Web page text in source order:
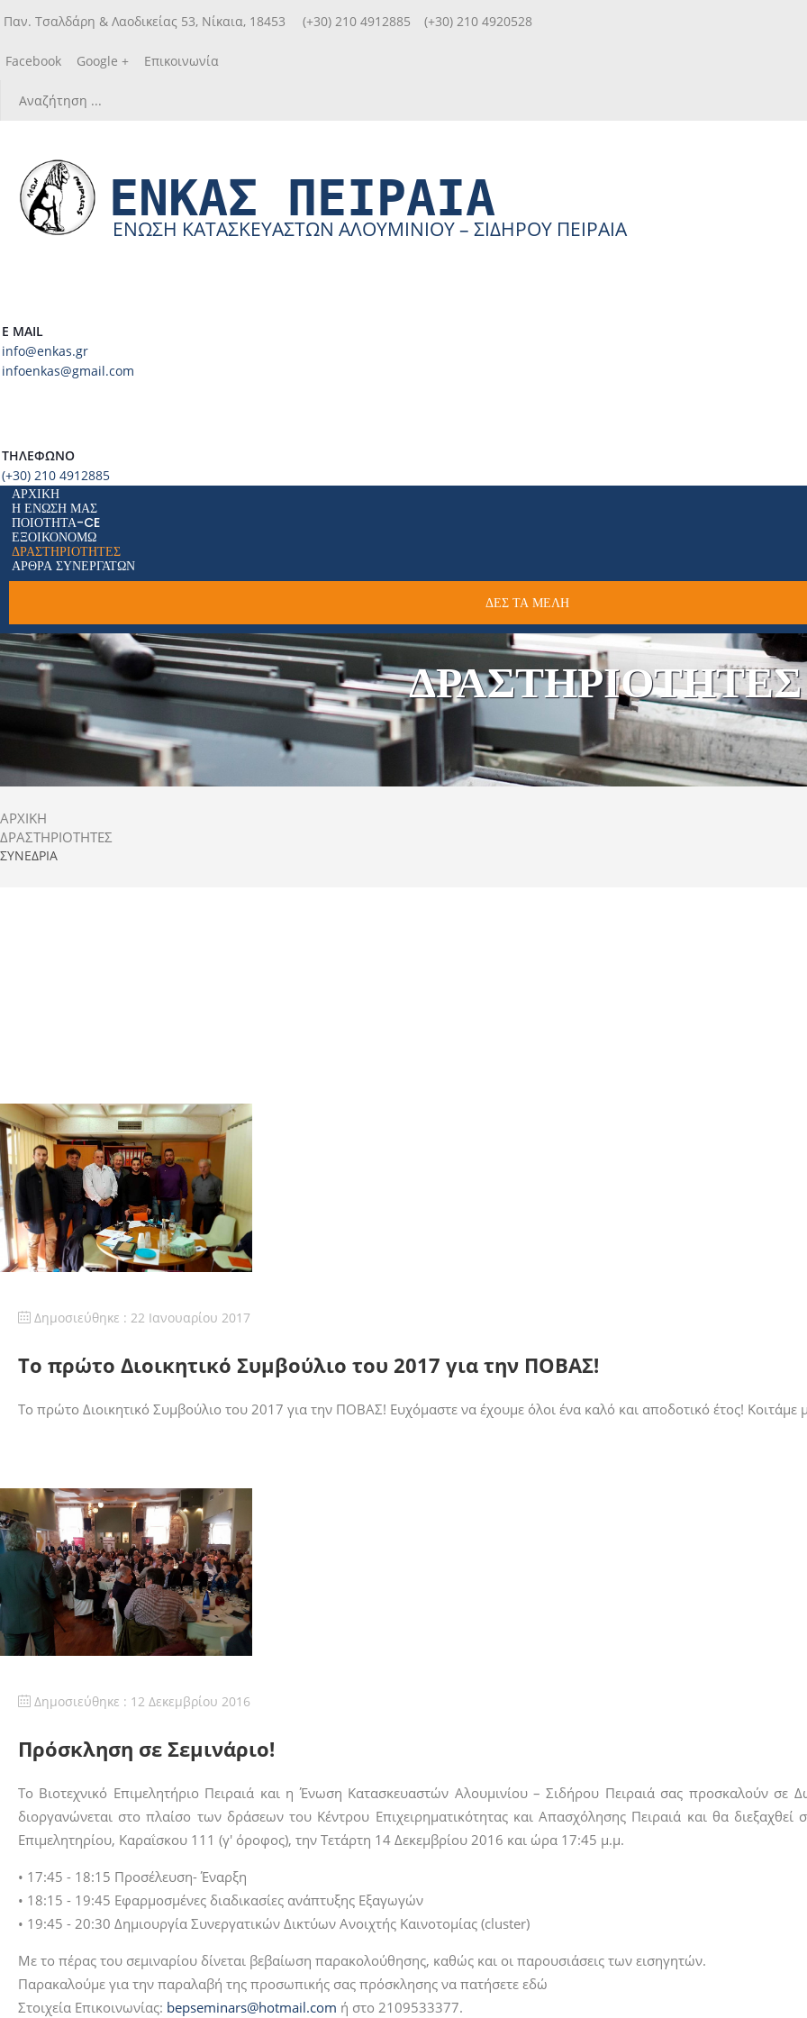
Παν. Τσαλδάρη & Λαοδικείας 53, Νίκαια, 18453 (+30) 210 4912885 (+30) 210 4920528
Facebook Google + Επικοινωνία
ΕΝΚΑΣ ΠΕΙΡΑΙΑ
ΕΝΩΣΗ ΚΑΤΑΣΚΕΥΑΣΤΩΝ ΑΛΟΥΜΙΝΙΟΥ – ΣΙΔΗΡΟΥ ΠΕΙΡΑΙΑ
E MAIL
info@enkas.gr
infoenkas@gmail.com
ΤΗΛΈΦΩΝΟ
(+30) 210 4912885
ΑΡΧΙΚΉ
Η ΈΝΩΣΗ ΜΑΣ
ΠΟΙΌΤΗΤΑ-CE
ΕΞΟΙΚΟΝΟΜΏ
ΔΡΑΣΤΗΡΙΌΤΗΤΕΣ
ΆΡΘΡΑ ΣΥΝΕΡΓΑΤΏΝ
ΔΕΣ ΤΑ ΜΕΛΗ
ΔΡΑΣΤΗΡΙΟΤΗΤΕΣ
ΑΡΧΙΚΗ
ΔΡΑΣΤΗΡΙΌΤΗΤΕΣ
ΣΥΝΈΔΡΙΑ
Δημοσιεύθηκε : 22 Ιανουαρίου 2017
Το πρώτο Διοικητικό Συμβούλιο του 2017 για την ΠΟΒΑΣ!
Το πρώτο Διοικητικό Συμβούλιο του 2017 για την ΠΟΒΑΣ! Ευχόμαστε να έχουμε όλοι ένα καλό και αποδοτικό έτος! Κοιτάμε
Δημοσιεύθηκε : 12 Δεκεμβρίου 2016
Πρόσκληση σε Σεμινάριο!
Το Βιοτεχνικό Επιμελητήριο Πειραιά και η Ένωση Κατασκευαστών Αλουμινίου – Σιδήρου Πειραιά σας προσκαλούν σε
διοργανώνεται στο πλαίσο των δράσεων του Κέντρου Επιχειρηματικότητας και Απασχόλησης Πειραιά και θα
Επιμελητηρίου, Καραΐσκου 111 (γ' όροφος), την Τετάρτη 14 Δεκεμβρίου 2016 και ώρα 17:45 μ.μ.
• 17:45 - 18:15 Προσέλευση- Έναρξη
• 18:15 - 19:45 Εφαρμοσμένες διαδικασίες ανάπτυξης Εξαγωγών
• 19:45 - 20:30 Δημιουργία Συνεργατικών Δικτύων Ανοιχτής Καινοτομίας (cluster)
Με το πέρας του σεμιναρίου δίνεται βεβαίωση παρακολούθησης, καθώς και οι παρουσιάσεις των εισηγητών.
Παρακαλούμε για την παραλαβή της προσωπικής σας πρόσκλησης να πατήσετε εδώ
Στοιχεία Επικοινωνίας: bepseminars@hotmail.com ή στο 2109533377.